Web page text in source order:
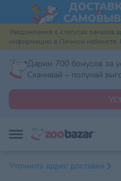
Уведомления о статусах
информацию в Личном кабинете.
Дарим 700 бонусов за
Скачивай – получай
Уточнить адрес доставки